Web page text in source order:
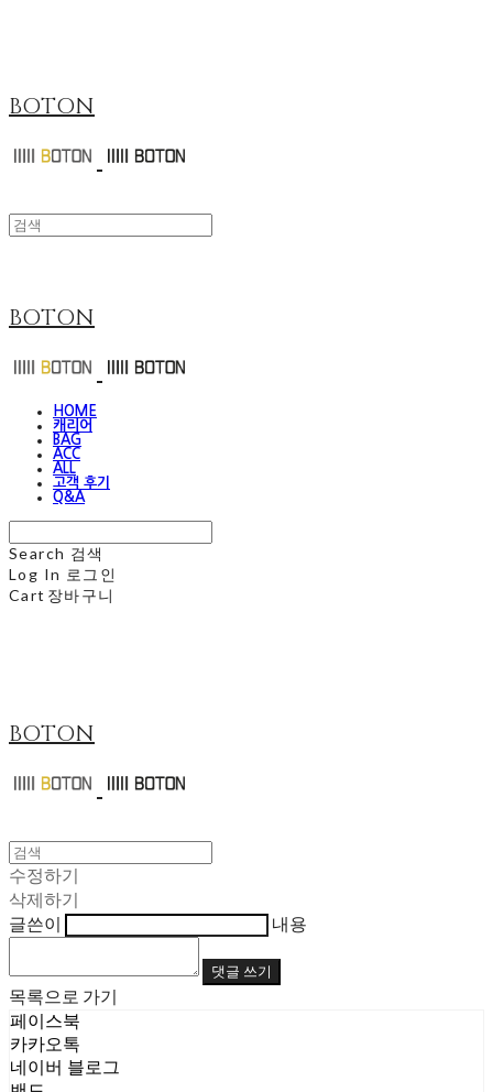
BOTON
BOTON
HOME
캐리어
BAG
ACC
ALL
고객 후기
Q&A
Search 검색
Log In 로그인
Cart 장바구니
BOTON
수정하기
삭제하기
글쓴이
내용
댓글 쓰기
목록으로 가기
페이스북
카카오톡
네이버 블로그